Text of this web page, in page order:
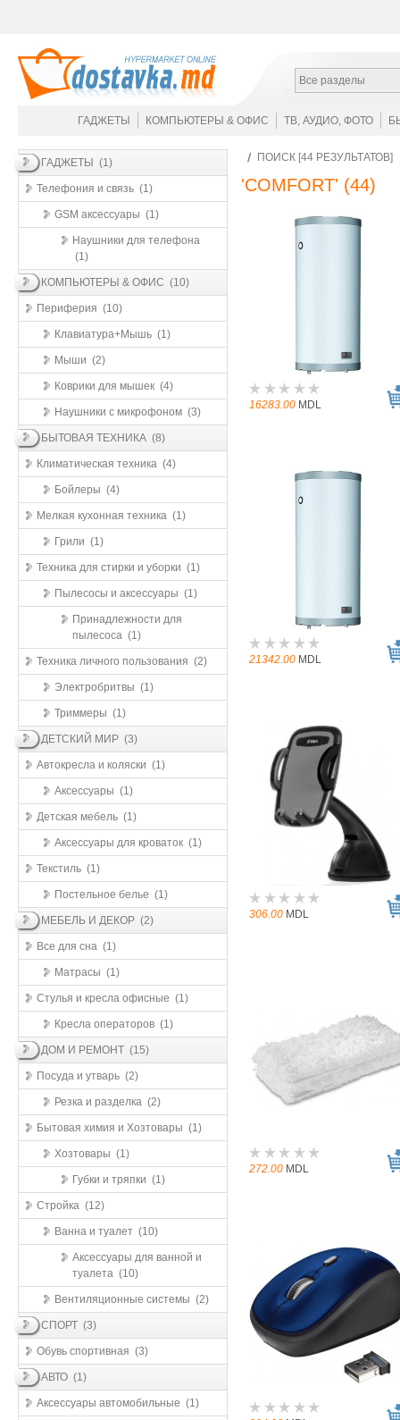
Все разделы
ГАДЖЕТЫ КОМПЬЮТЕРЫ & ОФИС ТВ, АУДИО, ФОТО
ГАДЖЕТЫ (1)
Телефония и связь (1)
GSM аксессуары (1)
Наушники для телефона
(1)
КОМПЬЮТЕРЫ & ОФИС (10)
Периферия (10)
Клавиатура+Мышь (1)
Мыши (2)
Коврики для мышек (4)
Наушники с микрофоном (3)
БЫТОВАЯ ТЕХНИКА (8)
Климатическая техника (4)
Бойлеры (4)
Мелкая кухонная техника (1)
Грили (1)
Техника для стирки и уборки (1)
Пылесосы и аксессуары (1)
Принадлежности для
пылесоса (1)
Техника личного пользования (2)
Электробритвы (1)
Триммеры (1)
ДЕТСКИЙ МИР (3)
Автокресла и коляски (1)
Аксессуары (1)
Детская мебель (1)
Аксессуары для кроваток (1)
Текстиль (1)
Постельное белье (1)
МЕБЕЛЬ И ДЕКОР (2)
Все для сна (1)
Матрасы (1)
Стулья и кресла офисные (1)
Кресла операторов (1)
ДОМ И РЕМОНТ (15)
Посуда и утварь (2)
Резка и разделка (2)
Бытовая химия и Хозтовары (1)
Хозтовары (1)
Губки и тряпки (1)
Стройка (12)
Ванна и туалет (10)
Аксессуары для ванной и
туалета (10)
Вентиляционные системы (2)
СПОРТ (3)
Обувь спортивная (3)
АВТО (1)
Аксессуары автомобильные (1)
ПОИСК [44 РЕЗУЛЬТАТОВ]
'COMFORT' (44)
16283.00 MDL
21342.00 MDL
306.00 MDL
272.00 MDL